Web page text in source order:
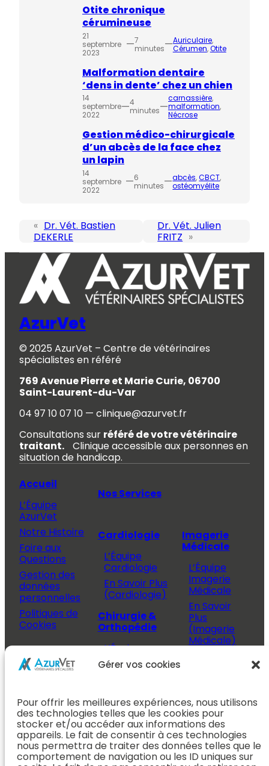
Gérer vos cookies
Pour offrir les meilleures expériences, nous utilisons
des technologies telles que les cookies pour
stocker et/ou accéder aux informations des
appareils. Le fait de consentir à ces technologies
nous permettra de traiter des données telles que le
comportement de navigation ou les ID uniques sur
Otite chronique
cérumineuse
21
septembre
2023
—7
minutes—Auriculaire,
Cérumen, Otite
Malformation dentaire
‘dens in dente’ chez un chien
14
septembre
2022
—4
minutes—
carnassière,
malformation,
Nécrose
Gestion médico-chirurgicale
d’un abcès de la face chez
un lapin
14
septembre
2022
—6
minutes—abcès, CBCT,
ostéomyélite
« Dr. Vét. Bastien
DEKERLE
Dr. Vét. Julien
FRITZ »
AzurVet
© 2025 AzurVet – Centre de vétérinaires
spécialistes en référé
769 Avenue Pierre et Marie Curie, 06700
Saint-Laurent-du-Var
04 97 10 07 10 — clinique@azurvet.fr
Consultations sur référé de votre vétérinaire
traitant. Clinique accessible aux personnes en
situation de handicap.
Accueil
L’Équipe
AzurVet
Notre Histoire
Foire aux
Questions
Gestion des
données
personnelles
Politiques de
Cookies
Propriétaire
Prendre
rendez-vous
Après mon
rendez-vous
Nos Services
Cardiologie
L’Équipe
Cardiologie
En Savoir Plus
(Cardiologie)
Chirurgie &
Orthopédie
L’Équipe
Chirurgie &
Orthopédie
(Chirurgie &
Orthopédie)
Dentisterie &
ORL
Imagerie
Médicale
L’Équipe
Imagerie
Médicale
En Savoir
Plus
(Imagerie
Médicale)
Médecine
Interne
En Savoir
Plus
(Médecine